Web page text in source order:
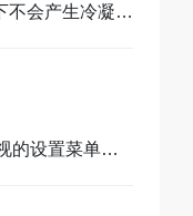
不会产生冷凝
的设置菜单中